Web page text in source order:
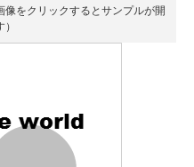
をクリックするとサンプルが開